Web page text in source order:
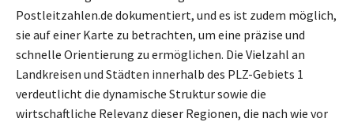
Postleitzahlen.de dokumentiert, und es ist zudem möglich,
sie auf einer Karte zu betrachten, um eine präzise und
schnelle Orientierung zu ermöglichen. Die Vielzahl an
Landkreisen und Städten innerhalb des PLZ-Gebiets 1
verdeutlicht die dynamische Struktur sowie die
wirtschaftliche Relevanz dieser Regionen, die nach wie vor